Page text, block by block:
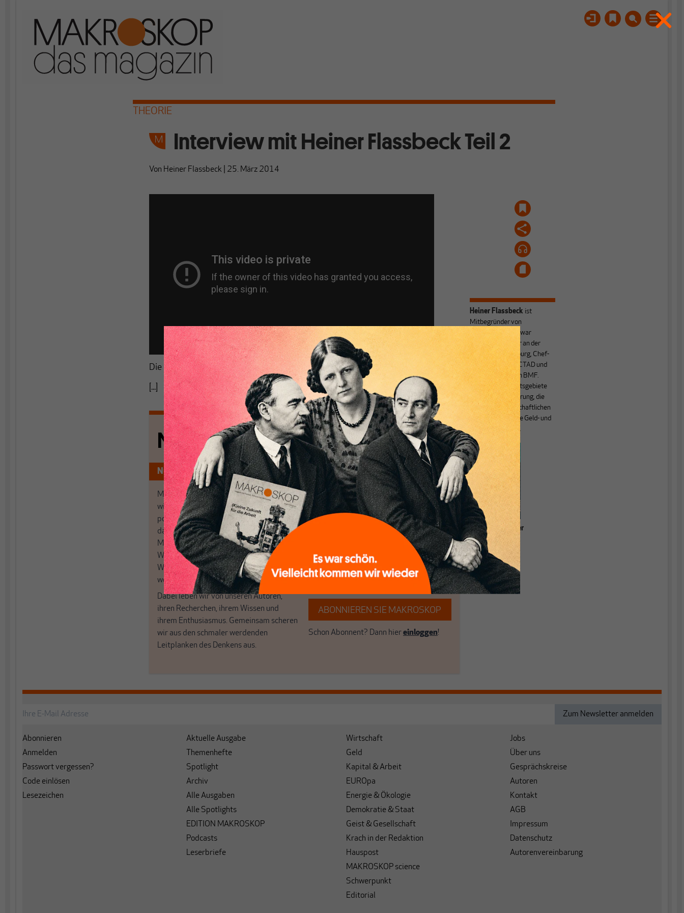
THEORIE
Interview mit Heiner Flassbeck Teil 2
Von Heiner Flassbeck 25. März 2014
Die Fragen stellte Norbert Häring (Handelsblatt).
[...]
Nichts schreibt sich von allein!
Nur für Abonnenten
MAKROSKOP analysiert
wirtschaftspolitische Themen aus einer
postkeynesianischen Perspektive und ist
damit in Deutschland einzigartig.
MAKROSKOP steht für das große Ganze.
Wir haben einen Blick auf Geld,
Wirtschaft und Politik, den Sie so
woanders nicht finden.
Dabei leben wir von unseren Autoren,
ihren Recherchen, ihrem Wissen und
ihrem Enthusiasmus. Gemeinsam scheren
wir aus den schmaler werdenden
Leitplanken des Denkens aus.
Wir verlassen die journalistische
Filterblase, in der sich viele eingerichtet
haben. Wir öffnen Fenster und bringen
frische Luft in die engen und verstaubten
Brauchen Sie auch frische Luft? Dann
folgen Sie einfach dem Button.
ABONNIEREN SIE MAKROSKOP
Schon Abonnent? Dann hiereinloggen!
Heiner Flassbeck ist
Mitbegründer von
MAKROSKOP.
Er war
Honorarprofessor an der
Universität Hamburg, Chef-
Volkswirt der UNCTAD und
Staatssekretär im BMF.
Seine Hauptarbeitsgebiete
sind die Globalisierung, die
Theorie der wirtschaftlichen
Entwicklung sowie Geld- und
Währungstheorie.
Grundlagen einer
relevanten
Ökonomik
Abonnieren
Anmelden
Passwort vergessen?
Code einlösen
Lesezeichen
Aktuelle Ausgabe
Themenhefte
Spotlight
Archiv
Alle Ausgaben
Alle Spotlights
EDITION MAKROSKOP
Podcasts
Leserbriefe
Wirtschaft
Geld
Kapital & Arbeit
EUROpa
Energie & Ökologie
Demokratie & Staat
Geist & Gesellschaft
Krach in der Redaktion
Hauspost
MAKROSKOP science
Schwerpunkt
Editorial
Jobs
Über uns
Gesprächskreise
Autoren
Kontakt
AGB
Impressum
Datenschutz
Autorenvereinbarung